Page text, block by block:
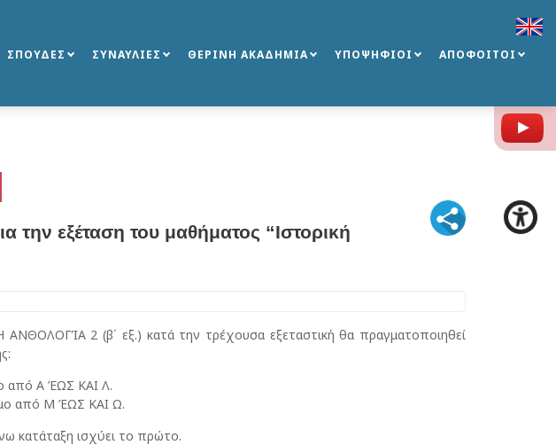
ΣΠΟΥΔΕΣ ΣΥΝΑΥΛΙΕΣ ΘΕΡΙΝΗ ΑΚΑΔΗΜΙΑ ΥΠΟΨΗΦΙΟΙ ΑΠΟΦΟΙΤΟΙ
εξέταση του μαθήματος “Ιστορική
2 (β΄ εξ.) κατά την τρέχουσα εξεταστική θα πραγματοποιηθεί
από Α ΈΩΣ ΚΑΙ Λ.
από Μ ΈΩΣ ΚΑΙ Ω.
κατάταξη ισχύει το πρώτο.